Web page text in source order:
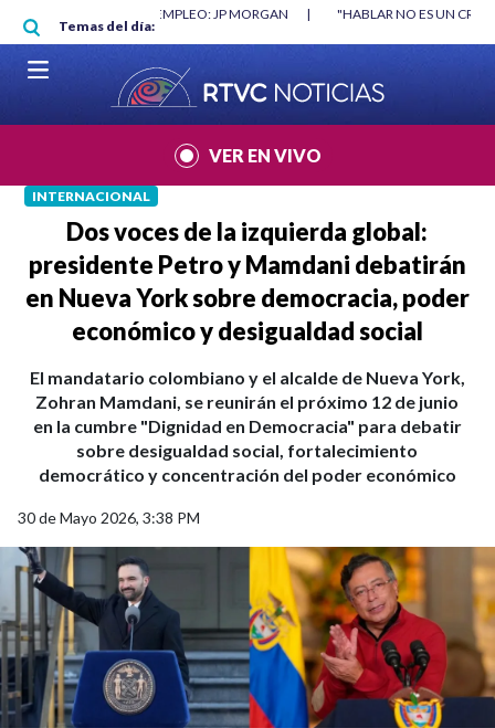
Pasar al contenido principal
Temas del día:
"HABLAR NO ES UN CRIMEN": CARTA DE BETO CORAL |
VER EN VIVO
INTERNACIONAL
Dos voces de la izquierda global:
presidente Petro y Mamdani debatirán
en Nueva York sobre democracia, poder
económico y desigualdad social
El mandatario colombiano y el alcalde de Nueva York,
Zohran Mamdani, se reunirán el próximo 12 de junio
en la cumbre "Dignidad en Democracia" para debatir
sobre desigualdad social, fortalecimiento
democrático y concentración del poder económico
30 de Mayo 2026, 3:38 PM